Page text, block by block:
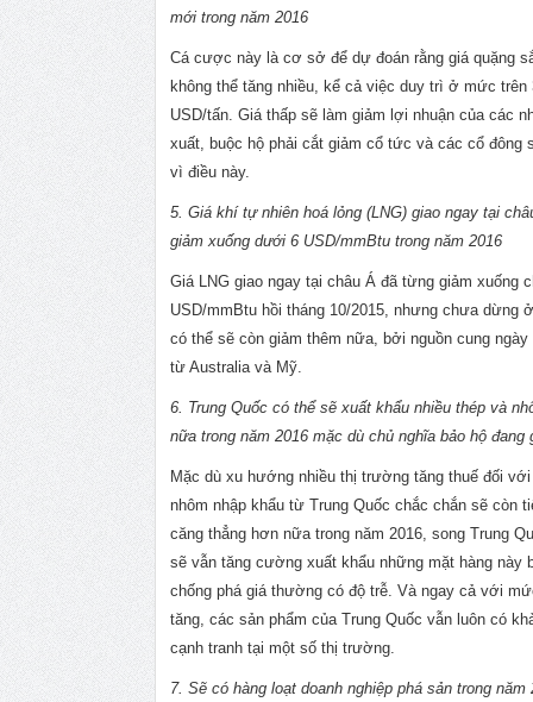
mới trong năm 2016
Cá cược này là cơ sở để dự đoán rằng giá quặng
không thể tăng nhiều, kể cả việc duy trì ở mức trên
USD/tấn. Giá thấp sẽ làm giảm lợi nhuận của các
xuất, buộc hộ phải cắt giảm cổ tức và các cổ đông
vì điều này.
5. Giá khí tự nhiên hoá lỏng (LNG) giao ngay tại
giảm xuống dưới 6 USD/mmBtu trong năm 2016
Giá LNG giao ngay tại châu Á đã từng giảm xuống
USD/mmBtu hồi tháng 10/2015, nhưng chưa dừng
có thể sẽ còn giảm thêm nữa, bởi nguồn cung ngày
từ Australia và Mỹ.
6. Trung Quốc có thể sẽ xuất khẩu nhiều thép và
nữa trong năm 2016 mặc dù chủ nghĩa bảo hộ đang
Mặc dù xu hướng nhiều thị trường tăng thuế đối
nhôm nhập khẩu từ Trung Quốc chắc chắn sẽ còn
căng thẳng hơn nữa trong năm 2016, song Trung
sẽ vẫn tăng cường xuất khẩu những mặt hàng này
chống phá giá thường có độ trễ. Và ngay cả với
tăng, các sản phẩm của Trung Quốc vẫn luôn có
cạnh tranh tại một số thị trường.
7. Sẽ có hàng loạt doanh nghiệp phá sản trong năm